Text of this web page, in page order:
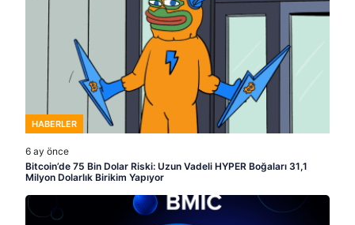
HABERLER
6 ay önce
Bitcoin’de 75 Bin Dolar Riski: Uzun Vadeli HYPER Boğaları 31,1
Milyon Dolarlık Birikim Yapıyor